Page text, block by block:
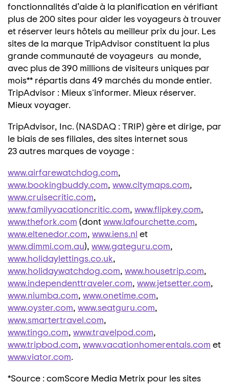
fonctionnalités d’aide à la planification en vérifiant
plus de 200 sites pour aider les voyageurs à trouver
et réserver leurs hôtels au meilleur prix du jour. Les
sites de la marque TripAdvisor constituent la plus
grande communauté de voyageurs au monde,
avec plus de 390 millions de visiteurs uniques par
mois** répartis dans 49 marchés du monde entier.
TripAdvisor : Mieux s'informer. Mieux réserver.
Mieux voyager.
TripAdvisor, Inc. (NASDAQ : TRIP) gère et dirige, par
le biais de ses filiales, des sites internet sous
23 autres marques de voyage :
www.airfarewatchdog.com,
www.bookingbuddy.com, www.citymaps.com,
www.cruisecritic.com,
www.familyvacationcritic.com, www.flipkey.com,
www.thefork.com (dontwww.lafourchette.com,
www.eltenedor.com, www.iens.nl et
www.dimmi.com.au), www.gateguru.com,
www.holidaylettings.co.uk,
www.holidaywatchdog.com, www.housetrip.com,
www.independenttraveler.com, www.jetsetter.com,
www.niumba.com, www.onetime.com,
www.oyster.com, www.seatguru.com,
www.smartertravel.com,
www.tingo.com, www.travelpod.com,
www.tripbod.com, www.vacationhomerentals.com et
www.viator.com.
*Source : comScore Media Metrix pour les sites